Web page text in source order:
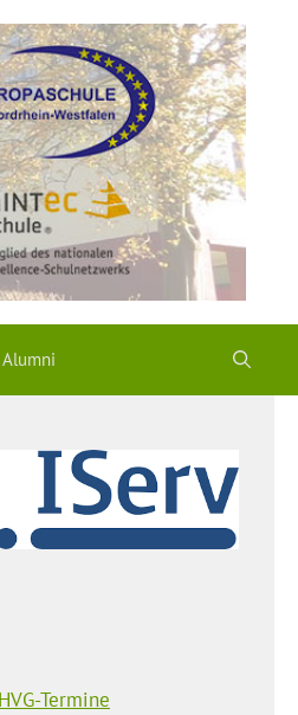
Alumni
Termine